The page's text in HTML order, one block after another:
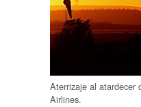
Aterrizaje al atardecer
Airlines.